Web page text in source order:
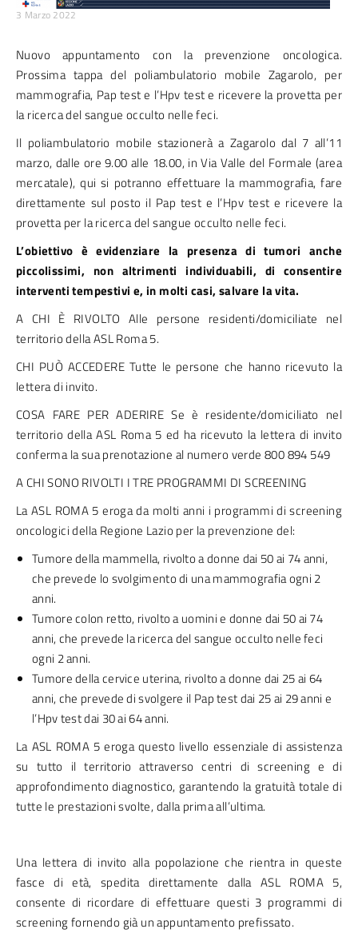
3 Marzo 2022
Nuovo appuntamento con la prevenzione oncologica.
Prossima tappa del poliambulatorio mobile Zagarolo, per
mammografia, Pap test e l’Hpv test e ricevere la provetta per
la ricerca del sangue occulto nelle feci.
Il poliambulatorio mobile stazionerà a Zagarolo dal 7 all’11
marzo, dalle ore 9.00 alle 18.00, in Via Valle del Formale (area
mercatale), qui si potranno effettuare la mammografia, fare
direttamente sul posto il Pap test e l’Hpv test e ricevere la
provetta per la ricerca del sangue occulto nelle feci.
L’obiettivo è evidenziare la presenza di tumori anche
piccolissimi, non altrimenti individuabili, di consentire
interventi tempestivi e, in molti casi, salvare la vita.
A CHI È RIVOLTO Alle persone residenti/domiciliate nel
territorio della ASL Roma 5.
CHI PUÒ ACCEDERE Tutte le persone che hanno ricevuto la
lettera di invito.
COSA FARE PER ADERIRE Se è residente/domiciliato nel
territorio della ASL Roma 5 ed ha ricevuto la lettera di invito
conferma la sua prenotazione al numero verde 800 894 549
A CHI SONO RIVOLTI I TRE PROGRAMMI DI SCREENING
La ASL ROMA 5 eroga da molti anni i programmi di screening
oncologici della Regione Lazio per la prevenzione del:
Tumore della mammella, rivolto a donne dai 50 ai 74 anni,
che prevede lo svolgimento di una mammografia ogni 2
anni.
Tumore colon retto, rivolto a uomini e donne dai 50 ai 74
anni, che prevede la ricerca del sangue occulto nelle feci
ogni 2 anni.
Tumore della cervice uterina, rivolto a donne dai 25 ai 64
anni, che prevede di svolgere il Pap test dai 25 ai 29 anni e
l’Hpv test dai 30 ai 64 anni.
La ASL ROMA 5 eroga questo livello essenziale di assistenza
su tutto il territorio attraverso centri di screening e di
approfondimento diagnostico, garantendo la gratuità totale di
tutte le prestazioni svolte, dalla prima all’ultima.
Una lettera di invito alla popolazione che rientra in queste
fasce di età, spedita direttamente dalla ASL ROMA 5,
consente di ricordare di effettuare questi 3 programmi di
screening fornendo già un appuntamento prefissato.